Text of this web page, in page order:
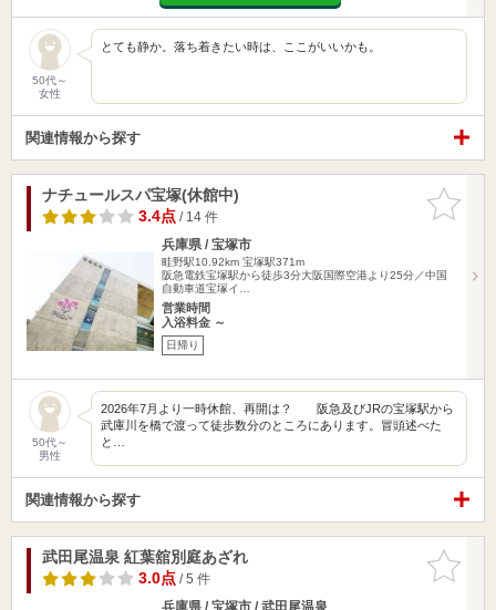
50代～
女性
とても静か。落ち着きたい時は、ここがいいかも。
関連情報から探す
お気に入
りに追加
ナチュールスパ宝塚(休館中)
3.4点/ 14 件
兵庫県 / 宝塚市
畦野駅10.92km 宝塚駅371m
阪急電鉄宝塚駅から徒歩3分大阪国際空港より25分／中国
自動車道宝塚イ…
営業時間
入浴料金 ～
日帰り
50代～
男性
2026年7月より一時休館、再開は？ 阪急及びJRの宝塚駅から
武庫川を橋で渡って徒歩数分のところにあります。冒頭述べた
と…
関連情報から探す
お気に入
りに追加
武田尾温泉 紅葉舘別庭あざれ
3.0点/ 5 件
兵庫県 / 宝塚市 / 武田尾温泉